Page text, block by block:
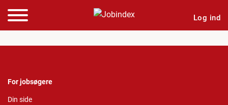
Log ind
For jobsøgere
Din side